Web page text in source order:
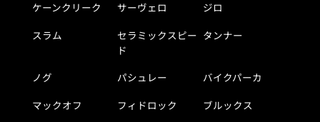
ケーンクリーク
サーヴェロ
ジロ
スラム
セラミックスピー
ド
タンナー
ノグ パシュレー
バイクパーカ
マックオフ
フィドロック
ブルックス